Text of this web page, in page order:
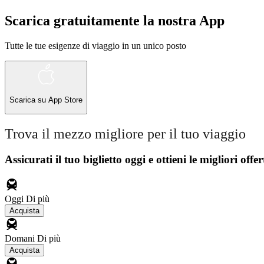
Scarica gratuitamente la nostra App
Tutte le tue esigenze di viaggio in un unico posto
Scarica su App Store
Trova il mezzo migliore per il tuo viaggio
Assicurati il ​​tuo biglietto oggi e ottieni le migliori
Oggi Di più
Acquista
Domani Di più
Acquista